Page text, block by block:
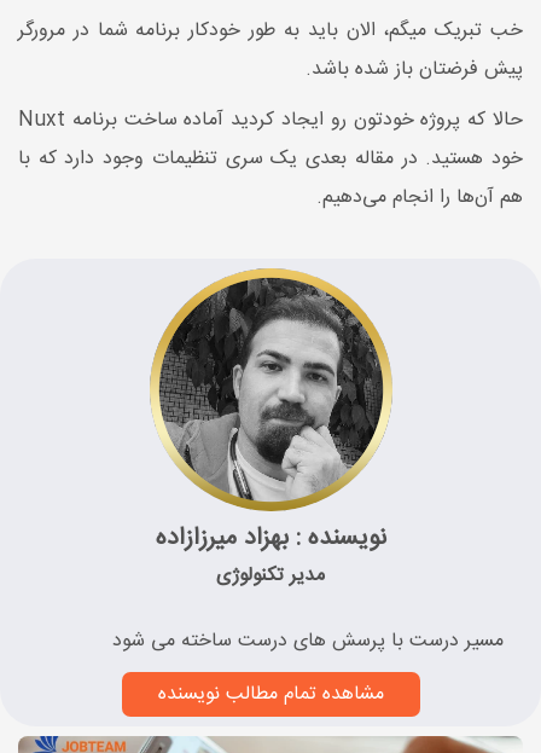
خب تبریک میگم، الان باید به طور خودکار برنامه شما در مرورگر
پیش فرضتان باز شده باشد.
حالا که پروژه خودتون رو ایجاد کردید آماده ساخت برنامه Nuxt
خود هستید. در مقاله بعدی یک سری تنظیمات وجود دارد که با
هم آن‌ها را انجام می‌دهیم.
نویسنده : بهزاد میرزازاده
مدیر تکنولوژی
مسیر درست با پرسش های درست ساخته می شود
مشاهده تمام مطالب نویسنده